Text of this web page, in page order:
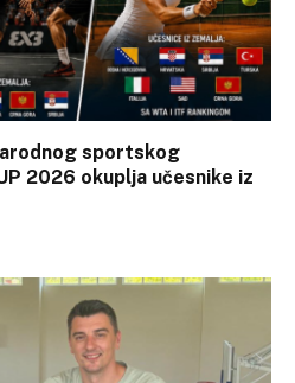
sportskog
2026 okuplja učesnike iz